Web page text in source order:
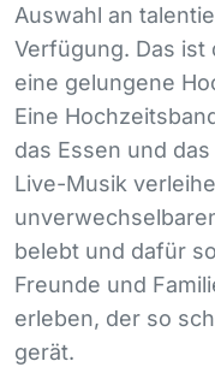
Auswahl an
Verfügung. Das ist
eine gelungene
Eine
das Essen und
Live-Musik
belebt und dafür
Freunde und
erleben, der so
gerät.